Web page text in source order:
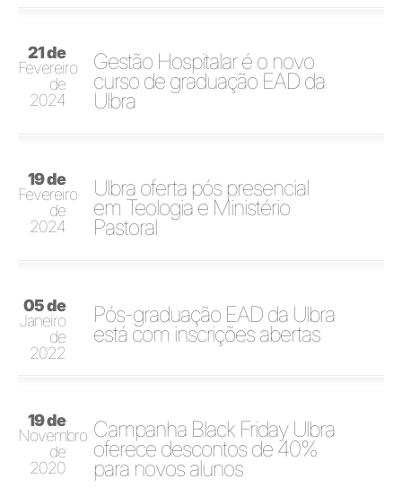
21 de
Fevereiro
de
2024
Gestão Hospitalar é o novo
curso de graduação EAD da
Ulbra
19 de
Fevereiro
de
2024
Ulbra oferta pós presencial
em Teologia e Ministério
Pastoral
05 de
Janeiro
de
2022
Pós-graduação EAD da Ulbra
está com inscrições abertas
19 de
Novembro
de
2020
Campanha Black Friday Ulbra
oferece descontos de 40%
para novos alunos